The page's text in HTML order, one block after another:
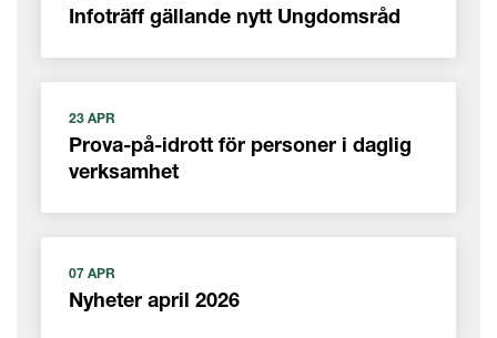
Infoträff gällande nytt Ungdomsråd
23 APR
Prova-på-idrott för personer i daglig
verksamhet
07 APR
Nyheter april 2026